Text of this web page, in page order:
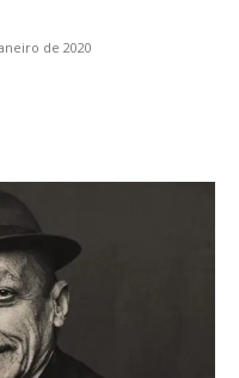
de 2020